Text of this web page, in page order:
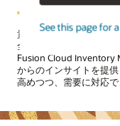
See this page for
貴社の在庫管理ソリュ
全体の商品フローに対
Fusion Cloud Inventory
からのインサイトを提
高めつつ、需要に対応で